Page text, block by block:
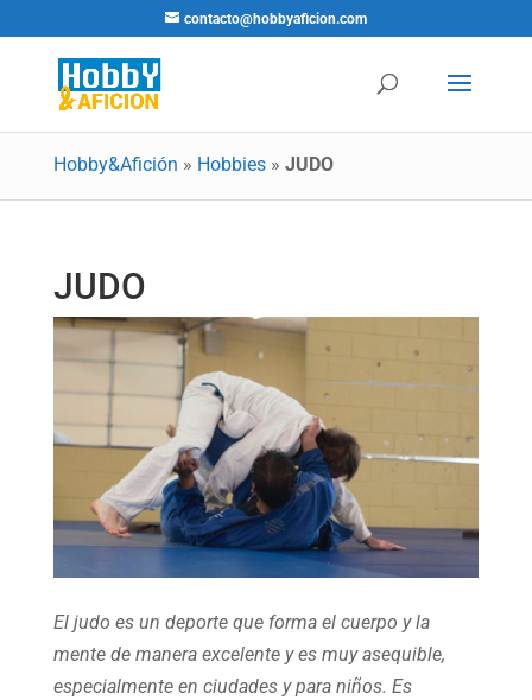
contacto@hobbyaficion.com
Hobby&Afición » Hobbies» JUDO
JUDO
El judo es un deporte que forma el cuerpo y la
mente de manera excelente y es muy asequible,
especialmente en ciudades y para niños. Es